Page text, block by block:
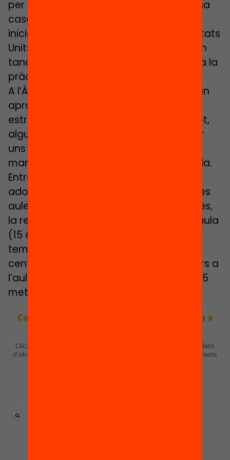
per la tornada a les escoles. També hi ha
casos com el de Nicaragua, que mai va
iniciar un confinament, o com el dels Estats
Units, on en alguns estats no hi hagut un
tancament obligatori de centres, però a la
pràctica, la majoria romanen tancats.
A l’Àsia, països com el Japó o la Xina han
aprovat obertures localitzades davant
estrictes mesures de prevenció. Fins i tot,
algunes escoles de la Xina han fet servir
uns grans barrets perquè els nens
mantinguin la distància social adequada.
Entre les mesures més habituals
adoptades pels països que han obert les
aules estan l’ús obligatori de mascaretes,
la reducció del nombre d’alumnes per aula
(15 és el més habitual), mesurar la
temperatura a tot aquell que entri al
centre, separar els pupitres, fer els dinars a
l’aula i establir una distància social de 1,5
metres.